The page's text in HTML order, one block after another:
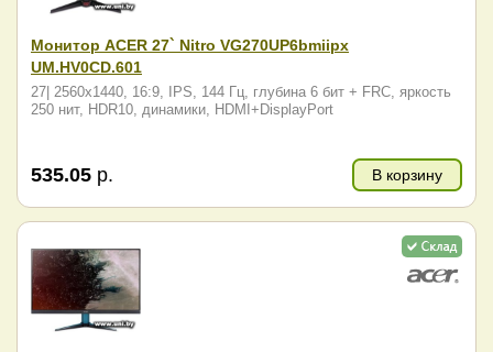
Монитор ACER 27` Nitro VG270UP6bmiipx
UM.HV0CD.601
27| 2560x1440, 16:9, IPS, 144 Гц, глубина 6 бит + FRC, яркость
250 нит, HDR10, динамики, HDMI+DisplayPort
535.05 р. В корзину